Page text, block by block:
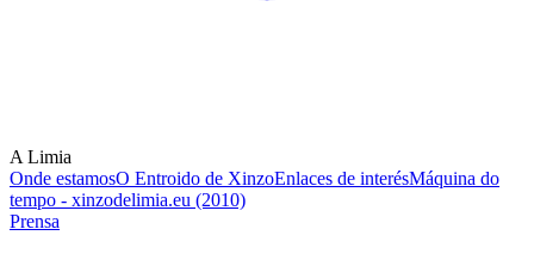
A Limia
Onde estamosO Entroido de XinzoEnlaces de interésMáquina do
tempo - xinzodelimia.eu (2010)
Prensa